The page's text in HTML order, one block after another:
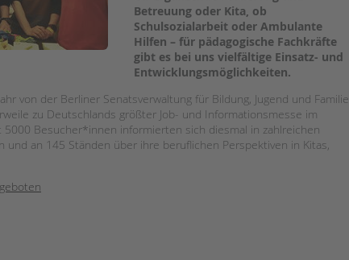
STADTTEILARBEIT
Betreuung oder Kita, ob
Schulsozialarbeit oder Ambulante
Hilfen – für pädagogische Fachkräfte
gibt es bei uns vielfältige Einsatz- und
Entwicklungsmöglichkeiten.
von der Berliner Senatsverwaltung für Bildung, Jugend und Familie
zu Deutschlands größter Job- und Informationsmesse im
Besucher*innen informierten sich diesmal in zahlreichen
und an 145 Ständen über ihre beruflichen Perspektiven in Kitas,